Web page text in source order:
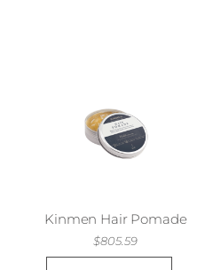
Kinmen Hair Pomade
$805.59